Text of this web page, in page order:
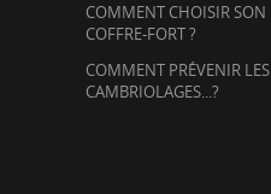
COMMENT CHOISIR SON
COFFRE-FORT ?
COMMENT PRÉVENIR LES
CAMBRIOLAGES...?